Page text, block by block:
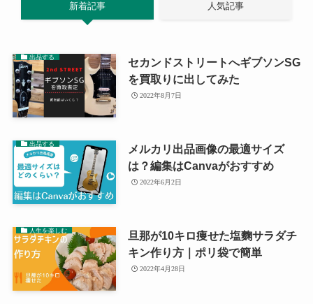
新着記事 人気記事
出品する
セカンドストリートへギブソンSG
を買取りに出してみた
2022年8月7日
出品する
メルカリ出品画像の最適サイズ
は？編集はCanvaがおすすめ
2022年6月2日
人生を楽しむ
旦那が10キロ痩せた塩麴サラダチ
キン作り方｜ポリ袋で簡単
2022年4月28日